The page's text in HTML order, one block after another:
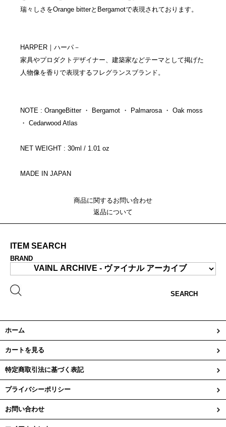
瑞々しさをOrange bitterとBergamotで表現されております。
HARPER｜ハーパ－
家具やプロダクトデザイナー、建築家などテーマとして掲げた
人物像を香りで表現するフレグランスブランド。
NOTE : OrangeBitter ・ Bergamot ・ Palmarosa ・ Oak moss
・ Cedarwood Atlas
NET WEIGHT : 30ml / 1.01 oz
MADE IN JAPAN
商品に関するお問い合わせ
返品について
ITEM SEARCH
BRAND
SEARCH
ホーム
カートを見る
特定商取引法に基づく表記
プライバシーポリシー
お問い合わせ